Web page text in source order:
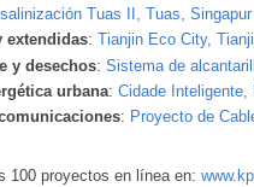
Tuas II, Tuas, Singapur
extendidas: Tianjin Eco City,
y desechos: Sistema de
urbana: Cidade Inteligente,
: Proyecto de
100 proyectos en línea en: